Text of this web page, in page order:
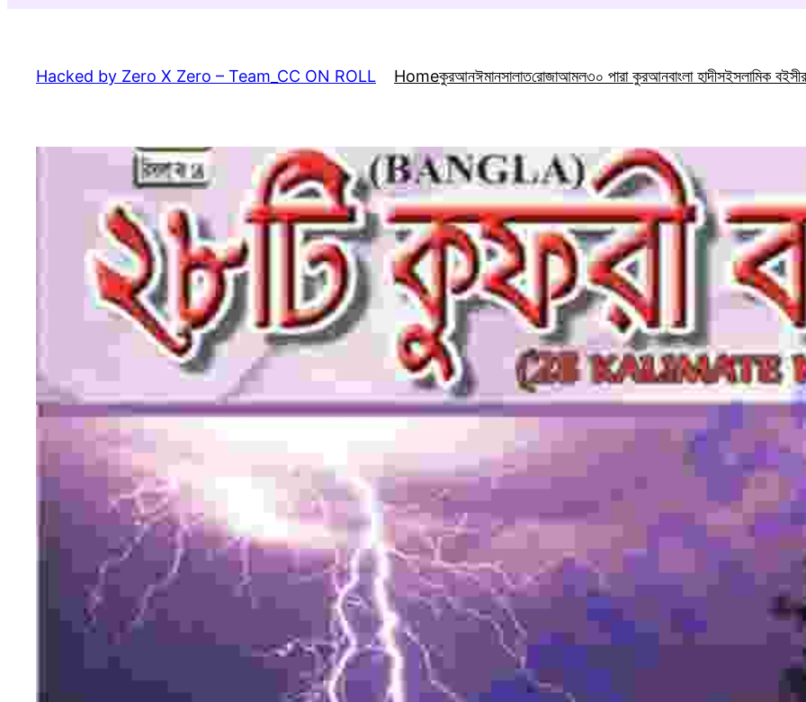
content
Hacked by Zero X Zero – Team_CC ON ROLL Homeকুরআনঈমানসালাতরোজাআমল৩০ পারা কুরআনবাংলা হাদীসইসলামিক বই